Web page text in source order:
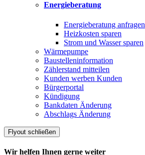
Energieberatung
Energieberatung anfragen
Heizkosten sparen
Strom und Wasser sparen
Wärmepumpe
Baustelleninformation
Zählerstand mitteilen
Kunden werben Kunden
Bürgerportal
Kündigung
Bankdaten Änderung
Abschlags Änderung
Flyout schließen
Wir helfen Ihnen gerne weiter